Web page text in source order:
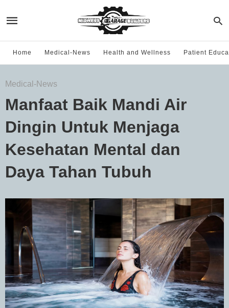
Home Medical-News Health and Wellness Patient
Medical-News
Manfaat Baik Mandi Air
Dingin Untuk Menjaga
Kesehatan Mental dan
Daya Tahan Tubuh